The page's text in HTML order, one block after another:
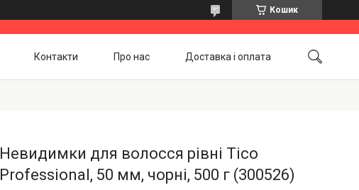
Кошик
Контакти Про нас Доставка і оплата
Невидимки для волосся рівні Tico
Professional, 50 мм, чорні, 500 г (300526)